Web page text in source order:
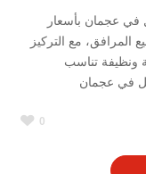
عجمان بأسعار
المرافق، مع التركيز
ونظيفة تناسب
في عجمان
0